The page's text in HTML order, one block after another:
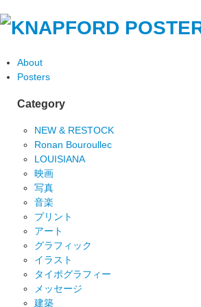
About
Posters
Category
NEW & RESTOCK
Ronan Bouroullec
LOUISIANA
映画
写真
音楽
プリント
アート
グラフィック
イラスト
タイポグラフィー
メッセージ
建築